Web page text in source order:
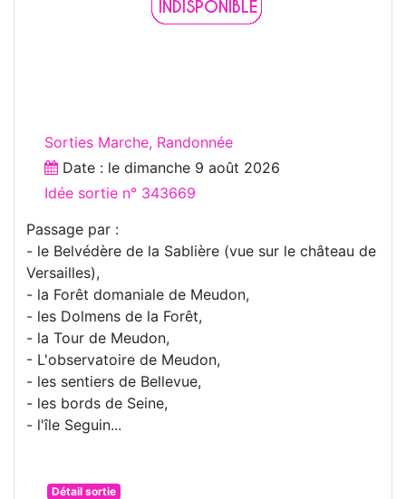
Sorties Marche, Randonnée
Date : le dimanche 9 août 2026
Idée sortie n° 343669
Passage par :
- le Belvédère de la Sablière (vue sur le château de
Versailles),
- la Forêt domaniale de Meudon,
- les Dolmens de la Forêt,
- la Tour de Meudon,
- L'observatoire de Meudon,
- les sentiers de Bellevue,
- les bords de Seine,
- l'île Seguin...
Détail sortie